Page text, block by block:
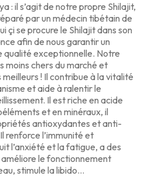
: il s’agit de notre propre Shilajit,
par un médecin tibétain de
çi se procure le Shilajit dans son
afin de nous garantir un
qualité exceptionnelle. Notre
moins chers du marché et
meilleurs ! Il contribue à la vitalité
et aide à ralentir le
Il est riche en acide
et en minéraux, il
antioxydantes et anti-
renforce l’immunité et
l’anxiété et la fatigue, a des
le fonctionnement
stimule la libido…